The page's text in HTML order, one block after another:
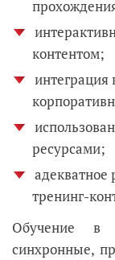
контентом;
интеграция
ресурсами;
адекватное
тренинг-
Обучение в
синхронные,